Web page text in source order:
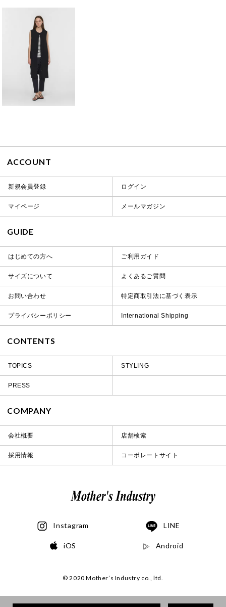
ACCOUNT
新規会員登録 ログイン
マイページ メールマガジン
GUIDE
はじめての方へ ご利用ガイド
サイズについて よくあるご質問
お問い合わせ 特定商取引法に基づく表示
プライバシーポリシー International Shipping
CONTENTS
TOPICS STYLING
PRESS
COMPANY
会社概要 店舗検索
採用情報 コーポレートサイト
Instagram LINE
iOS Android
© 2020 Mother’s Industry co., ltd.